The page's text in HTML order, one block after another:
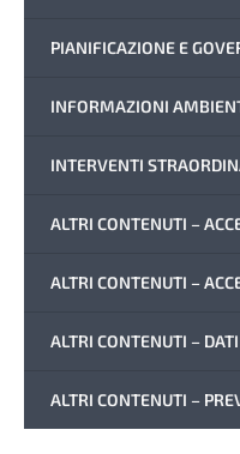
PIANIFICAZIONE E
INFORMAZIONI
INTERVENTI
ALTRI CONTENUTI –
ALTRI CONTENUTI –
ALTRI CONTENUTI –
ALTRI CONTENUTI –